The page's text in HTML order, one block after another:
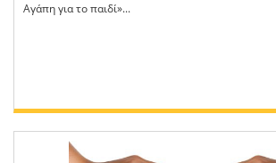
Αγάπη για το παιδί»...